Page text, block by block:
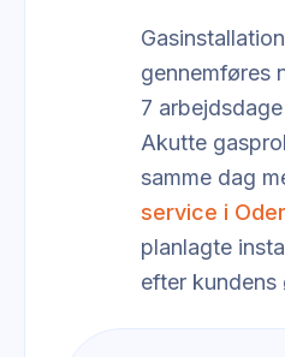
gennemføres
7
Akutte
samme dag
service i
planlagte
efter kundens